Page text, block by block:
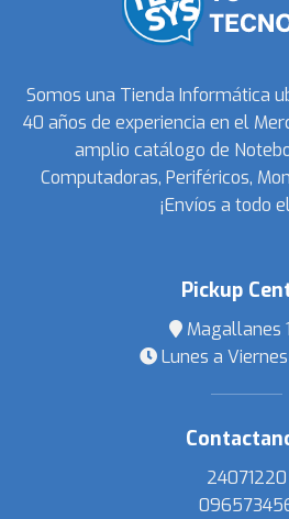
Somos una Tienda Informática
40 años de experiencia en el
amplio catálogo de
Computadoras, Periféricos,
¡Envíos a todo
Pickup
Magallanes
Lunes a Viernes
24071220